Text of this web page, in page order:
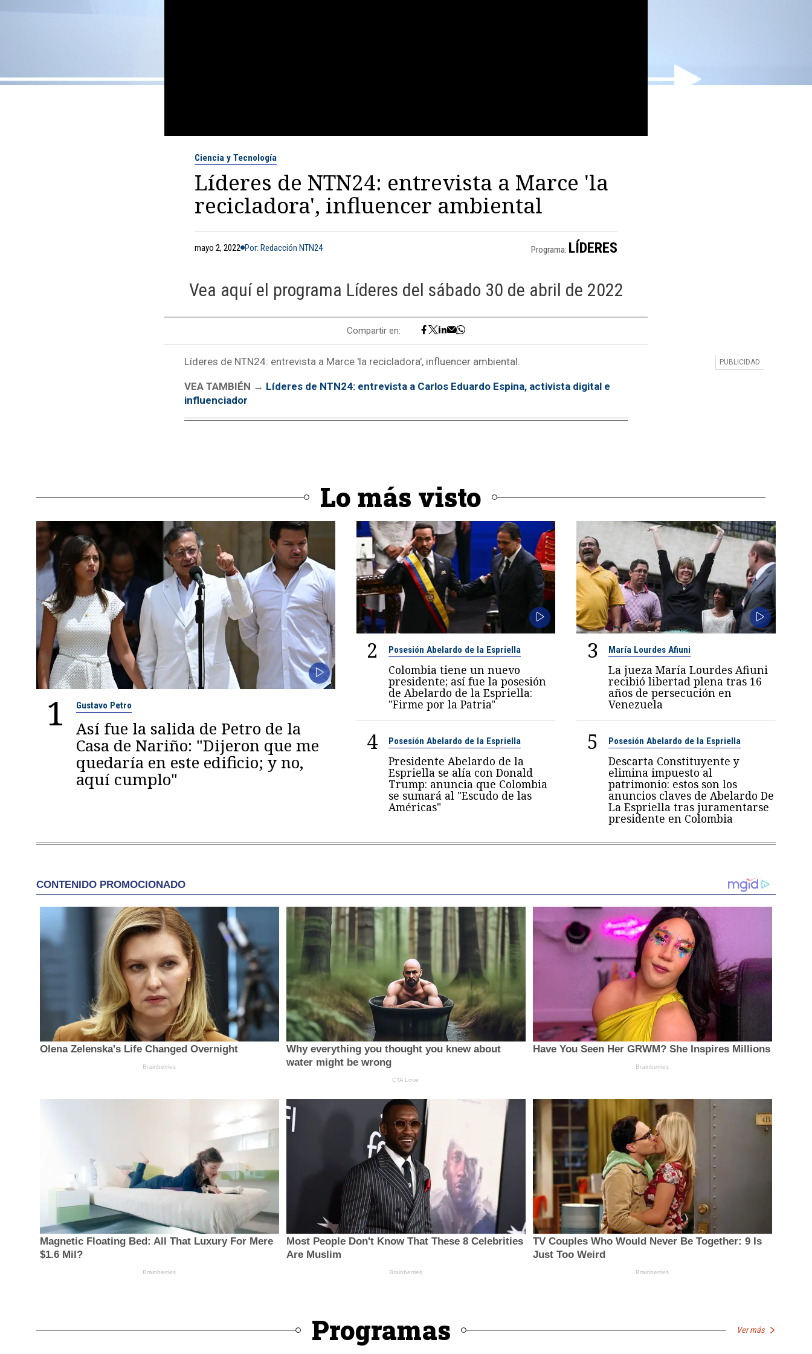
Ciencia y Tecnología
Líderes de NTN24: entrevista a Marce 'la
recicladora', influencer ambiental
mayo 2, 2022 Por: Redacción NTN24 Programa: LÍDERES
Vea aquí el programa Líderes del sábado 30 de abril de 2022
Compartir en:
Líderes de NTN24: entrevista a Marce 'la recicladora', influencer ambiental.
VEA TAMBIÉN → Líderes de NTN24: entrevista a Carlos Eduardo Espina, activista digital e
influenciador
Lo más visto
1 Gustavo Petro
Así fue la salida de Petro de la
Casa de Nariño: "Dijeron que me
quedaría en este edificio; y no,
aquí cumplo"
2 Posesión Abelardo de la Espriella
Colombia tiene un nuevo
presidente; así fue la posesión
de Abelardo de la Espriella:
"Firme por la Patria"
3 María Lourdes Afiuni
La jueza María Lourdes Afiuni
recibió libertad plena tras 16
años de persecución en
Venezuela
4 Posesión Abelardo de la Espriella
Presidente Abelardo de la
Espriella se alía con Donald
Trump: anuncia que Colombia
se sumará al "Escudo de las
Américas"
5 Posesión Abelardo de la Espriella
Descarta Constituyente y
elimina impuesto al
patrimonio: estos son los
anuncios claves de Abelardo De
La Espriella tras juramentarse
presidente en Colombia
Programas Ver más